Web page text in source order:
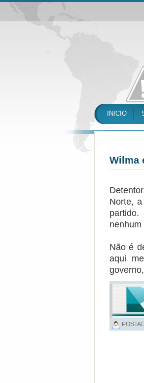
INICIO
Wilma
Norte,
nenhum
Não é
aqui